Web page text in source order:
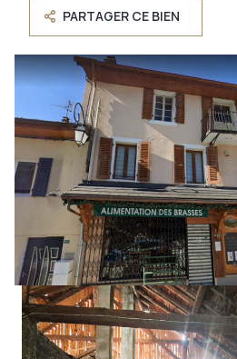
PARTAGER CE BIEN